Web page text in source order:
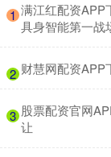
1 满江红配资APP
具身智能第一战
2 财慧网配资APP
3 股票配资官网
让